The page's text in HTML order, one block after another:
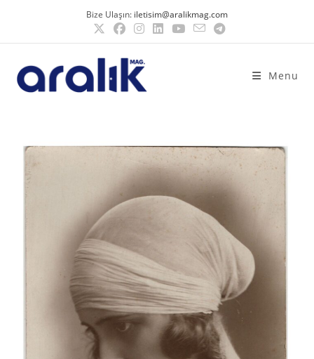
Bize Ulaşın: iletisim@aralikmag.com
Menu